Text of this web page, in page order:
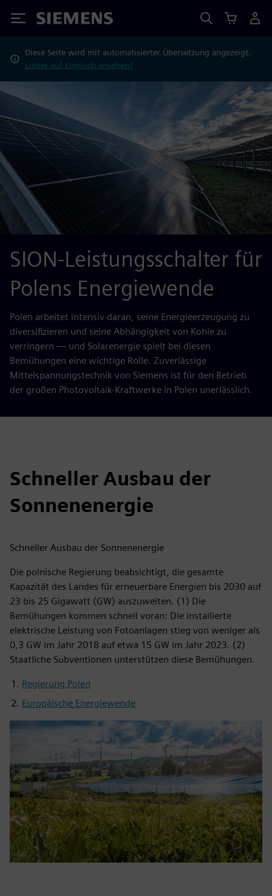
Siemens
Diese Seite wird mit automatisierter Übersetzung angezeigt.
Lieber auf Englisch ansehen?
SION-Leistungsschalter für
Polens Energiewende
Polen arbeitet intensiv daran, seine Energieerzeugung zu
diversifizieren und seine Abhängigkeit von Kohle zu
verringern — und Solarenergie spielt bei diesen
Bemühungen eine wichtige Rolle. Zuverlässige
Mittelspannungstechnik von Siemens ist für den Betrieb
der großen Photovoltaik-Kraftwerke in Polen unerlässlich.
Schneller Ausbau der
Sonnenenergie
Schneller Ausbau der Sonnenenergie
Die polnische Regierung beabsichtigt, die gesamte
Kapazität des Landes für erneuerbare Energien bis 2030 auf
23 bis 25 Gigawatt (GW) auszuweiten. (1) Die
Bemühungen kommen schnell voran: Die installierte
elektrische Leistung von Fotoanlagen stieg von weniger als
0,3 GW im Jahr 2018 auf etwa 15 GW im Jahr 2023. (2)
Staatliche Subventionen unterstützen diese Bemühungen.
Regierung Polen
Europäische Energiewende